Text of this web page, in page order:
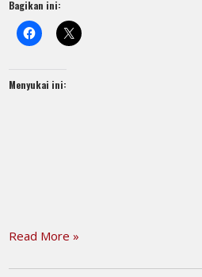
Bagikan ini:
Menyukai ini:
Read More »